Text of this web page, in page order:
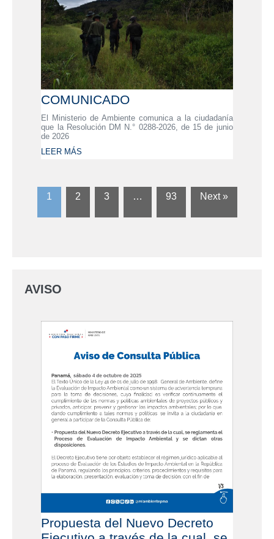
COMUNICADO
El Ministerio de Ambiente comunica a la ciudadanía
que la Resolución DM N.° 0288-2026, de 15 de junio
de 2026
LEER MÁS
1 2 3 … 93 Next »
AVISO
Propuesta del Nuevo Decreto